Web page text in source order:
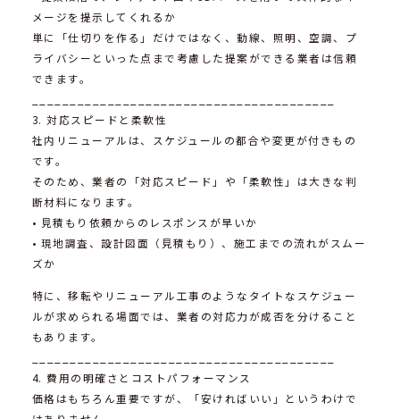
メージを提示してくれるか
単に「仕切りを作る」だけではなく、動線、照明、空調、プ
ライバシーといった点まで考慮した提案ができる業者は信頼
できます。
3. 対応スピードと柔軟性
社内リニューアルは、スケジュールの都合や変更が付きもの
です。
そのため、業者の「対応スピード」や「柔軟性」は大きな判
断材料になります。
• 見積もり依頼からのレスポンスが早いか
• 現地調査、設計図面（見積もり）、施工までの流れがスムー
ズか
特に、移転やリニューアル工事のようなタイトなスケジュー
ルが求められる場面では、業者の対応力が成否を分けること
もあります。
4. 費用の明確さとコストパフォーマンス
価格はもちろん重要ですが、「安ければいい」というわけで